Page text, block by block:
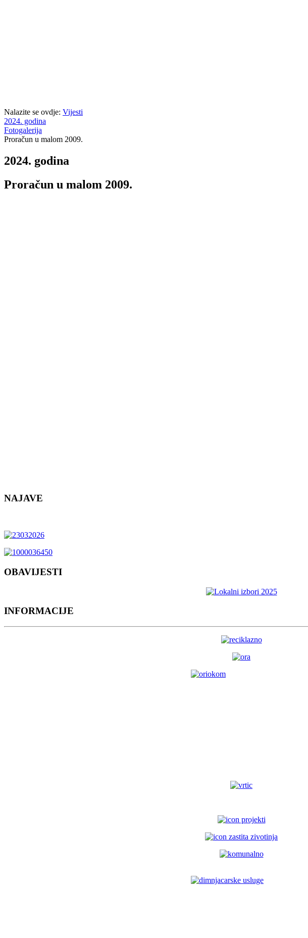
Nalazite se ovdje: Vijesti
2024. godina
Fotogalerija
Proračun u malom 2009.
2024. godina
Proračun u malom 2009.
NAJAVE
OBAVIJESTI
INFORMACIJE